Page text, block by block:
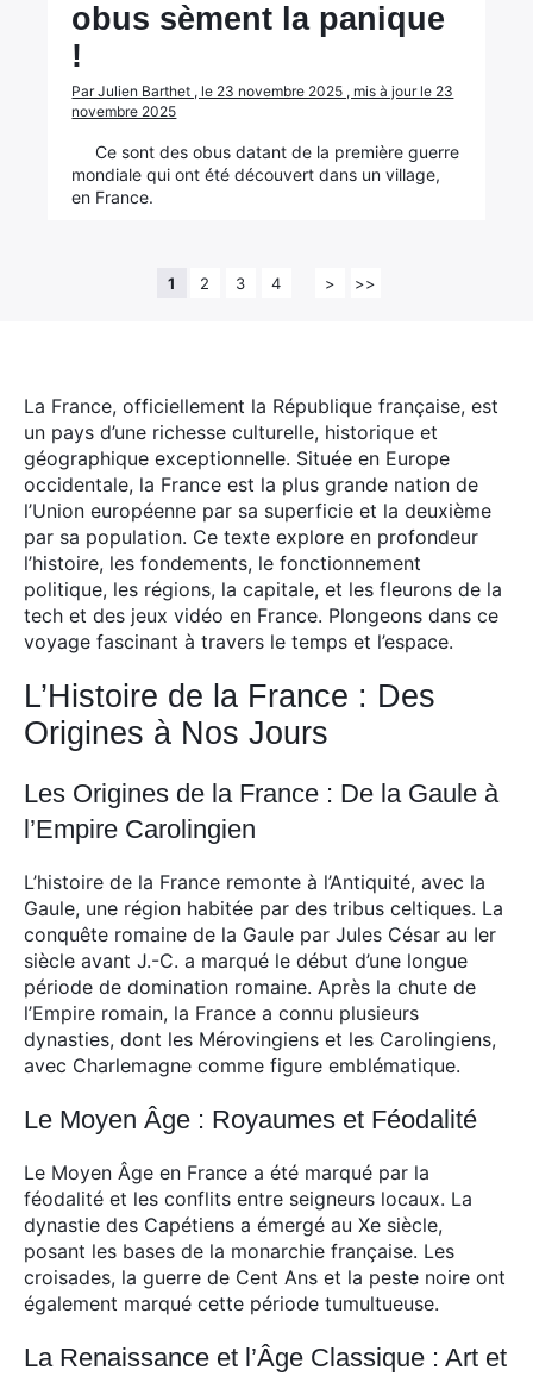
La France, officiellement la République française, est
un pays d’une richesse culturelle, historique et
géographique exceptionnelle. Située en Europe
occidentale, la France est la plus grande nation de
l’Union européenne par sa superficie et la deuxième
par sa population. Ce texte explore en profondeur
l’histoire, les fondements, le fonctionnement
politique, les régions, la capitale, et les fleurons de la
tech et des jeux vidéo en France. Plongeons dans ce
voyage fascinant à travers le temps et l’espace.
L’Histoire de la France : Des
Origines à Nos Jours
Les Origines de la France : De la Gaule à
l’Empire Carolingien
L’histoire de la France remonte à l’Antiquité, avec la
Gaule, une région habitée par des tribus celtiques. La
conquête romaine de la Gaule par Jules César au Ier
siècle avant J.-C. a marqué le début d’une longue
période de domination romaine. Après la chute de
l’Empire romain, la France a connu plusieurs
dynasties, dont les Mérovingiens et les Carolingiens,
avec Charlemagne comme figure emblématique.
Le Moyen Âge : Royaumes et Féodalité
Le Moyen Âge en France a été marqué par la
féodalité et les conflits entre seigneurs locaux. La
dynastie des Capétiens a émergé au Xe siècle,
posant les bases de la monarchie française. Les
croisades, la guerre de Cent Ans et la peste noire ont
également marqué cette période tumultueuse.
La Renaissance et l’Âge Classique : Art et
obus sèment la panique
!
Par Julien Barthet , le 23 novembre 2025 , mis à jour le 23
novembre 2025
Ce sont des obus datant de la première guerre
mondiale qui ont été découvert dans un village,
en France.
1 2 3 4 > >>